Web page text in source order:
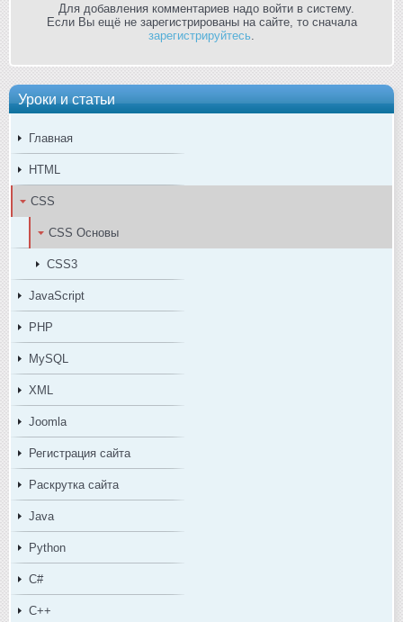
Уроки и статьи
Главная
HTML
CSS
CSS Основы
CSS3
JavaScript
PHP
MySQL
XML
Joomla
Регистрация сайта
Раскрутка сайта
Java
Python
C#
C++
Для добавления комментариев надо войти в систему.
Если Вы ещё не зарегистрированы на сайте, то сначала
зарегистрируйтесь